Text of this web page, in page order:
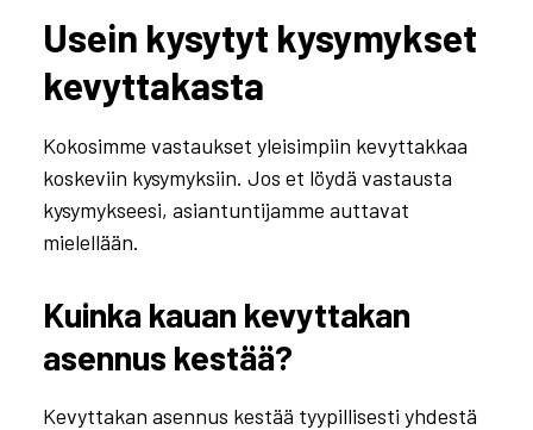
Usein kysytyt kysymykset
kevyttakasta
Kokosimme vastaukset yleisimpiin kevyttakkaa
koskeviin kysymyksiin. Jos et löydä vastausta
kysymykseesi, asiantuntijamme auttavat
mielellään.
Kuinka kauan kevyttakan
asennus kestää?
Kevyttakan asennus kestää tyypillisesti yhdestä